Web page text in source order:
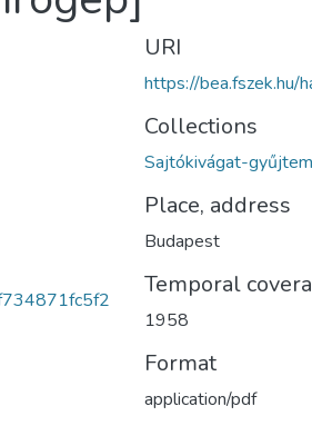
URI
https://
Collections
Sajtókivágat-
Place, address
Budapest
Temporal
1958
Format
application/pdf